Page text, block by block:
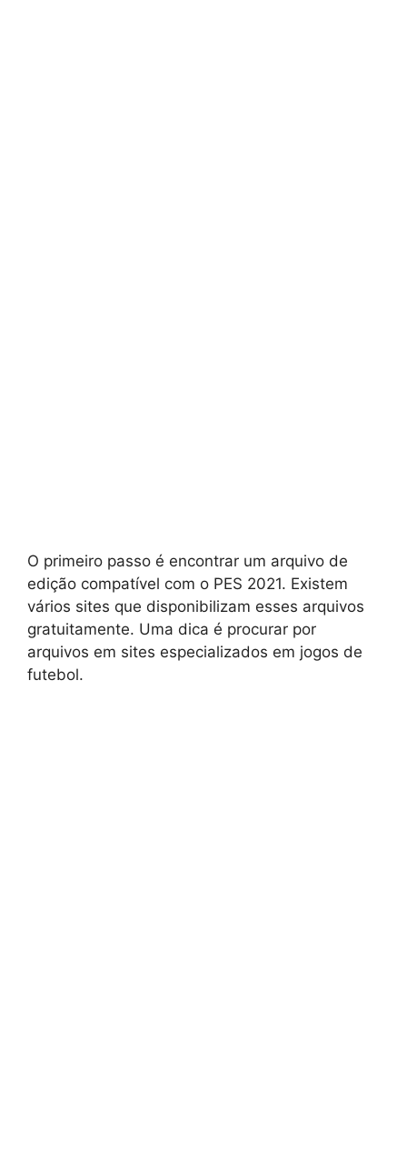
O primeiro passo é encontrar um arquivo de
edição compatível com o PES 2021. Existem
vários sites que disponibilizam esses arquivos
gratuitamente. Uma dica é procurar por
arquivos em sites especializados em jogos de
futebol.